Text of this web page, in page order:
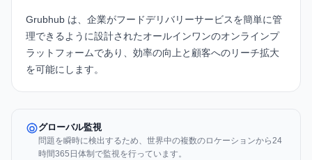
Grubhub は、企業がフードデリバリーサービスを簡単に管
理できるように設計されたオールインワンのオンラインプ
ラットフォームであり、効率の向上と顧客へのリーチ拡大
を可能にします。
グローバル監視
問題を瞬時に検出するため、世界中の複数のロケーションから24
時間365日体制で監視を行っています。